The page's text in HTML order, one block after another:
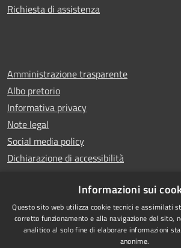
Richiesta di assistenza
Amministrazione trasparente
Albo pretorio
Informativa privacy
Note legal
Social media policy
Dichiarazione di accessibilità
RSS
Accessibilità
Informazioni sui
Questo sito web utilizza cookie tecnici e assimilati
corretto funzionamento e alla navigazione del sito,
analitico al solo fine di elaborare informazioni
anonime.